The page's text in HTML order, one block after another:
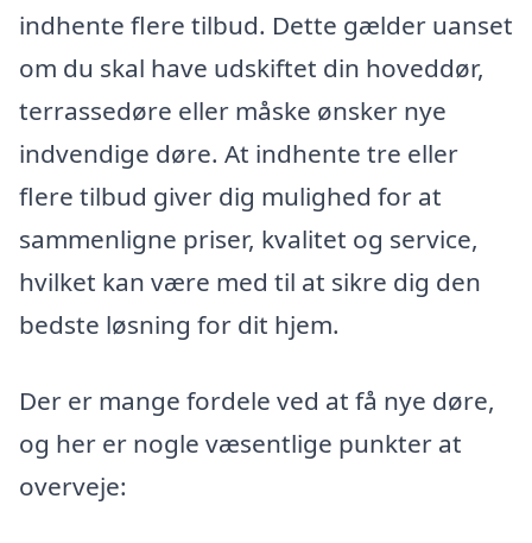
indhente flere tilbud. Dette gælder uanset
om du skal have udskiftet din hoveddør,
terrassedøre eller måske ønsker nye
indvendige døre. At indhente tre eller
flere tilbud giver dig mulighed for at
sammenligne priser, kvalitet og service,
hvilket kan være med til at sikre dig den
bedste løsning for dit hjem.
Der er mange fordele ved at få nye døre,
og her er nogle væsentlige punkter at
overveje: